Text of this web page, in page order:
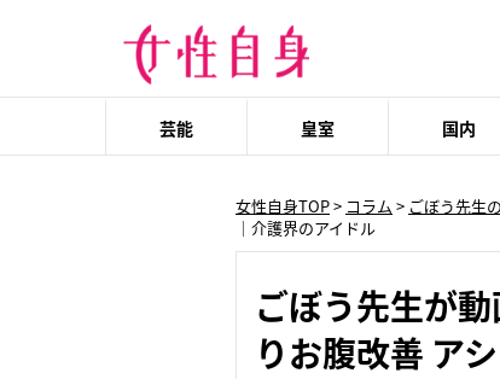
芸能 皇室 国内
女性自身TOP> コラム > ごぼう先生
｜介護界のアイドル
ごぼう先生が
りお腹改善 ア